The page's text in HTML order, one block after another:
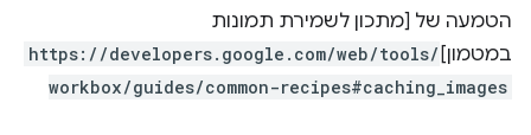
הטמעה של [מתכון לשמירת תמונות
במטמון] https://developers.google.com/web/tools/
workbox/guides/common-recipes#caching_images